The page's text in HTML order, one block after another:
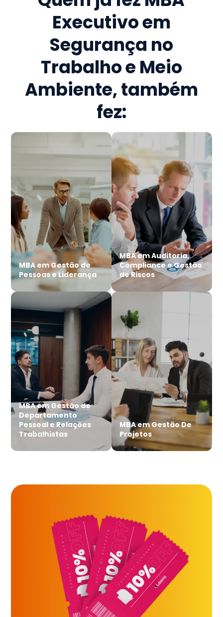
Executivo em
Segurança no
Trabalho e Meio
Ambiente, também
fez:
MBA em Gestão de
Pessoas e Liderança
MBA em Auditoria,
Compliance e Gestão
de Riscos
MBA em Gestão de
Departamento
Pessoal e Relações
Trabalhistas
MBA em Gestão De
Projetos